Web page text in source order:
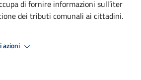
di fornire informazioni sull’iter
dei tributi comunali ai cittadini.
azioni